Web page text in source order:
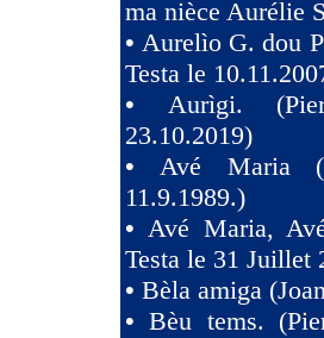
ma nièce Aurélie
•Aurelìo G. dou
Testa le
•Aurìgi.
23.10.2019)
•Avé Maria
11.9.1989.)
•Avé Maria,
Testa le 31 Juillet
• Bèla amiga
•Bèu tems.